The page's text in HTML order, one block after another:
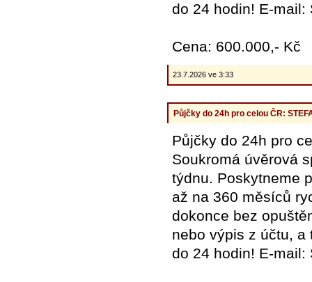
do 24 hodin! E-mail:
Cena: 600.000,- Kč
23.7.2026 ve 3:33
Půjčky do 24h pro celou ČR:
Půjčky do 24h pro
Soukromá úvěrová
týdnu. Poskytneme
až na 360 měsíců
dokonce bez
nebo výpis z účtu,
do 24 hodin! E-mail: